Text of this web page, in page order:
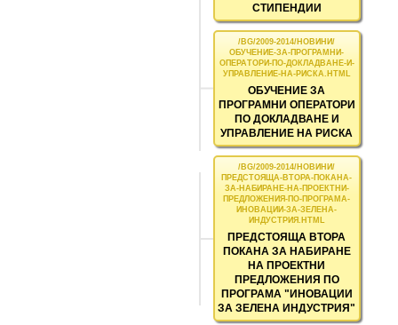
СТИПЕНДИИ
ОБУЧЕНИЕ ЗА
ПРОГРАМНИ ОПЕРАТОРИ
ПО ДОКЛАДВАНЕ И
УПРАВЛЕНИЕ НА РИСКА
ПРЕДСТОЯЩА ВТОРА
ПОКАНА ЗА НАБИРАНЕ
НА ПРОЕКТНИ
ПРЕДЛОЖЕНИЯ ПО
ПРОГРАМА "ИНОВАЦИИ
ЗА ЗЕЛЕНА ИНДУСТРИЯ"